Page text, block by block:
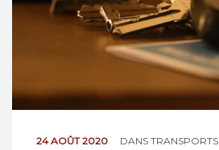
NOS ACTIONS
24 AOÛT 2020 DANS TRANSPORTS